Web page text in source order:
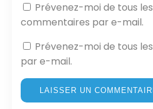
Prévenez-moi de tous
commentaires par e-mail.
Prévenez-moi de tous
par e-mail.